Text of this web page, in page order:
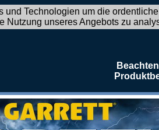
und Technologien um die
Nutzung unseres Angebots zu